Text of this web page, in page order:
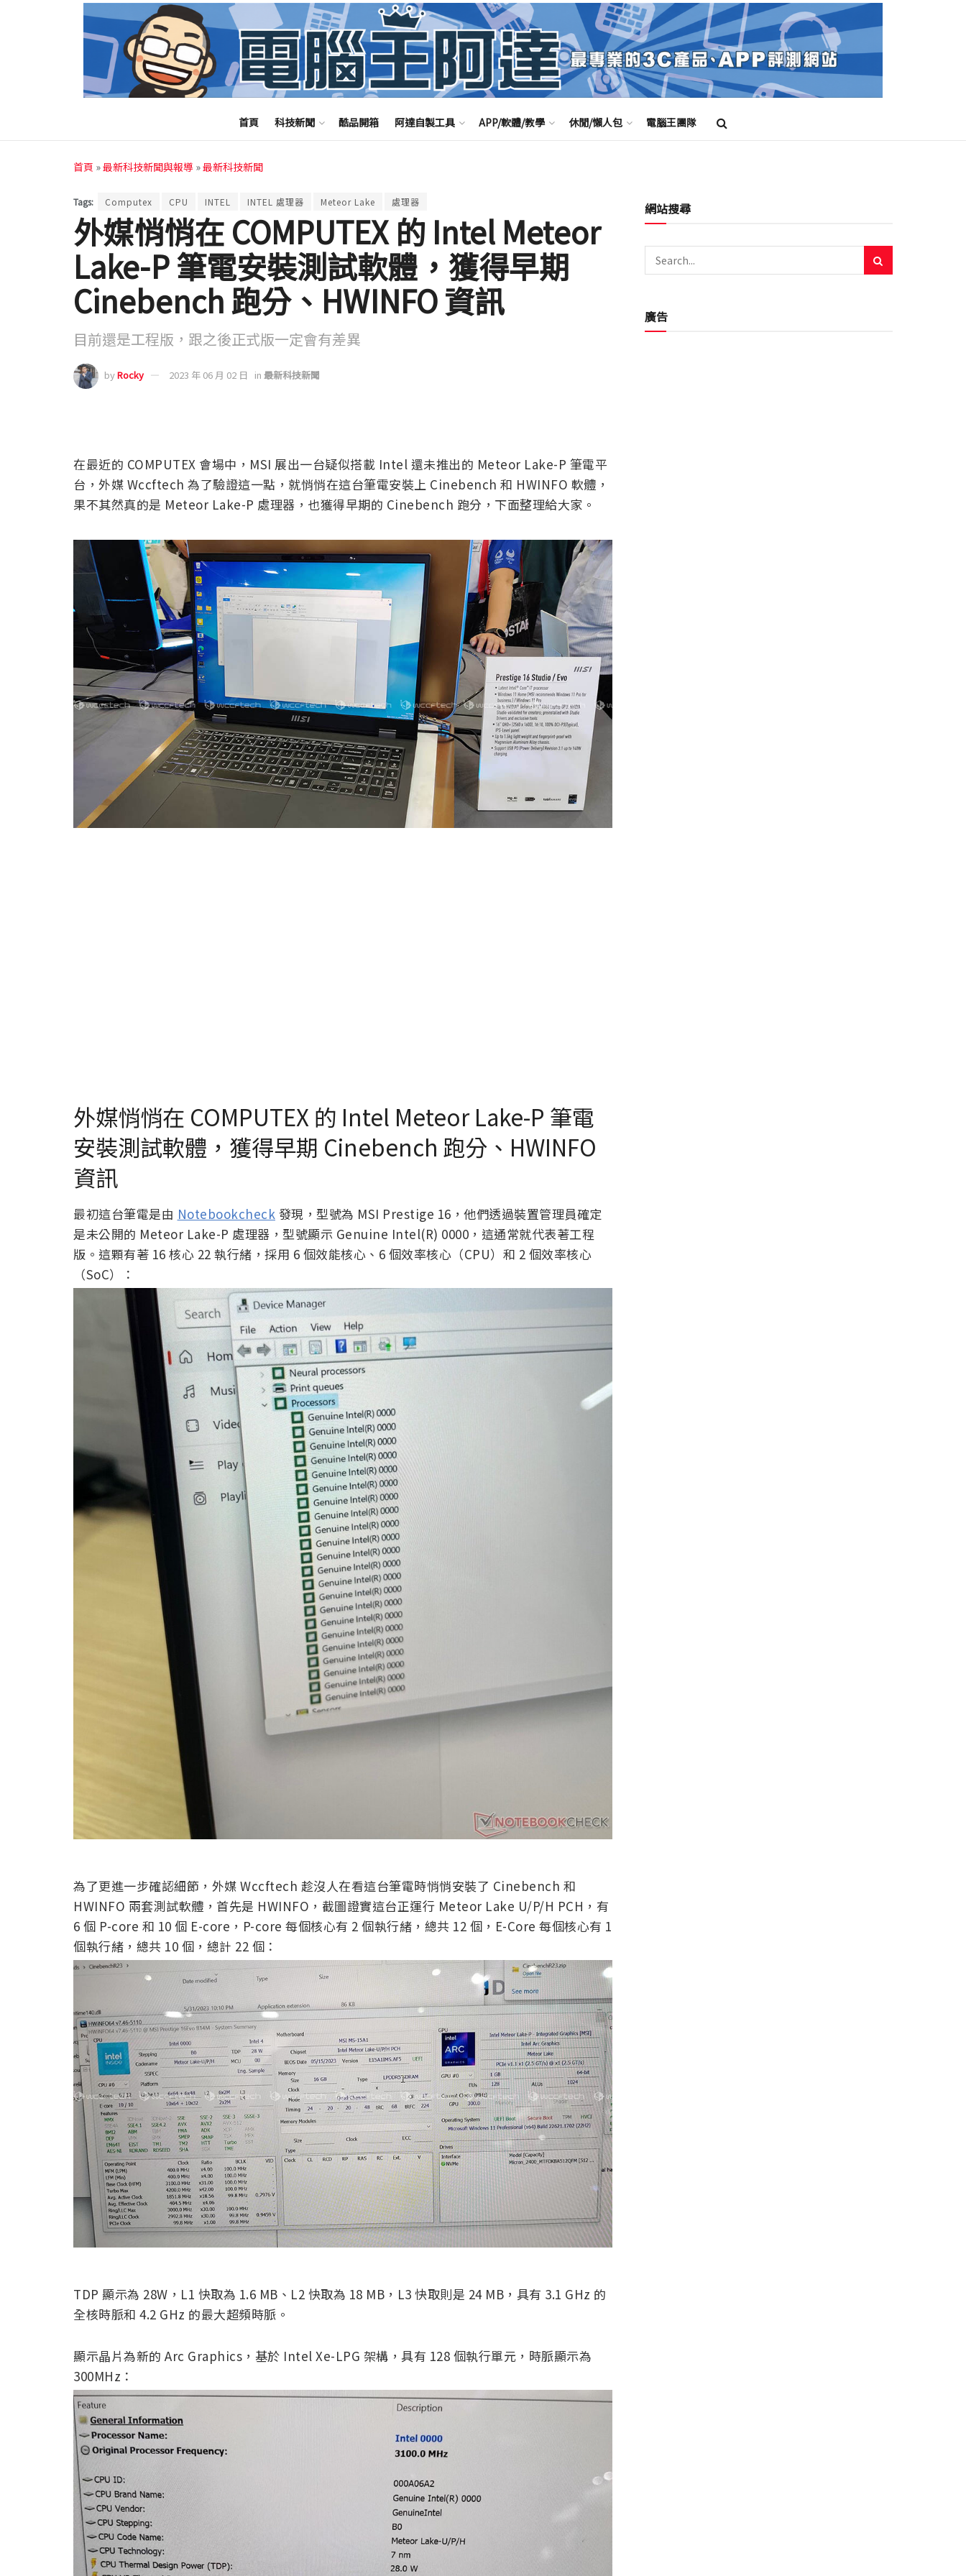
首頁 科技新聞 酷品開箱 阿達自製工具 APP/軟體/教學 休閒/懶人包 電腦王團隊
首頁 »最新科技新聞與報導 »最新科技新聞
Tags: Computex CPU INTEL INTEL 處理器 Meteor Lake 處理器
外媒悄悄在 COMPUTEX 的 Intel Meteor
Lake-P 筆電安裝測試軟體，獲得早期
Cinebench 跑分、HWINFO 資訊
目前還是工程版，跟之後正式版一定會有差異
byRocky 2023 年 06 月 02 日 in 最新科技新聞
在最近的 COMPUTEX 會場中，MSI 展出一台疑似搭載 Intel 還未推出的 Meteor Lake-P 筆電平
台，外媒 Wccftech 為了驗證這一點，就悄悄在這台筆電安裝上 Cinebench 和 HWINFO 軟體，
果不其然真的是 Meteor Lake-P 處理器，也獲得早期的 Cinebench 跑分，下面整理給大家。
外媒悄悄在 COMPUTEX 的 Intel Meteor Lake-P 筆電
安裝測試軟體，獲得早期 Cinebench 跑分、HWINFO
資訊
最初這台筆電是由 Notebookcheck 發現，型號為 MSI Prestige 16，他們透過裝置管理員確定
是未公開的 Meteor Lake-P 處理器，型號顯示 Genuine Intel(R) 0000，這通常就代表著工程
版。這顆有著 16 核心 22 執行緒，採用 6 個效能核心、6 個效率核心（CPU）和 2 個效率核心
（SoC）：
為了更進一步確認細節，外媒 Wccftech 趁沒人在看這台筆電時悄悄安裝了 Cinebench 和
HWINFO 兩套測試軟體，首先是 HWINFO，截圖證實這台正運行 Meteor Lake U/P/H PCH，有
6 個 P-core 和 10 個 E-core，P-core 每個核心有 2 個執行緒，總共 12 個，E-Core 每個核心有 1
個執行緒，總共 10 個，總計 22 個：
TDP 顯示為 28W，L1 快取為 1.6 MB、L2 快取為 18 MB，L3 快取則是 24 MB，具有 3.1 GHz 的
全核時脈和 4.2 GHz 的最大超頻時脈。
顯示晶片為新的 Arc Graphics，基於 Intel Xe-LPG 架構，具有 128 個執行單元，時脈顯示為
300MHz：
網站搜尋
廣告